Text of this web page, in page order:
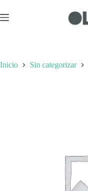
Inicio Sin categorizar